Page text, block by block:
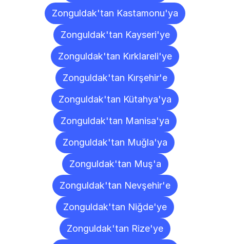
Zonguldak'tan Kastamonu'ya
Zonguldak'tan Kayseri'ye
Zonguldak'tan Kırklareli'ye
Zonguldak'tan Kırşehir'e
Zonguldak'tan Kütahya'ya
Zonguldak'tan Manisa'ya
Zonguldak'tan Muğla'ya
Zonguldak'tan Muş'a
Zonguldak'tan Nevşehir'e
Zonguldak'tan Niğde'ye
Zonguldak'tan Rize'ye